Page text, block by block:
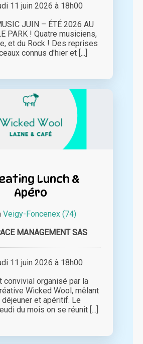
11 juin 2026 à 18h00
JUIN – ÉTÉ 2026 AU
PARK ! Quatre musiciens,
et du Rock ! Des reprises
connus d'hier et [...]
Lunch &
Apéro
Veigy-Foncenex (74)
MANAGEMENT SAS
11 juin 2026 à 18h00
convivial organisé par la
Wicked Wool, mêlant
et apéritif. Le
du mois on se réunit [...]